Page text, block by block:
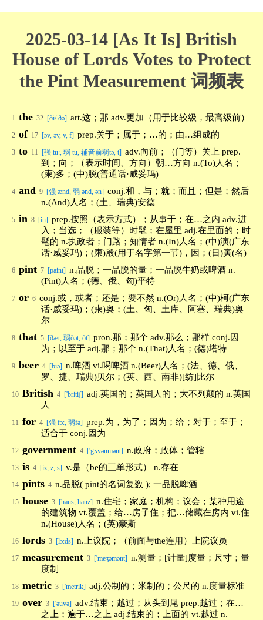
2025-03-14 [As It Is] British
House of Lords Votes to Protect
the Pint Measurement 词频表
1 the 32 [ði/ ðə] art.这；那 adv.更加（用于比较级，最高级前）
2 of 17 [ɔv, əv, v, f] prep.关于；属于；…的；由…组成的
3 to 11 [强 tu:, 弱 tu, 辅音前弱tə, t] adv.向前；（门等）关上 prep.
到；向；（表示时间、方向）朝…方向 n.(To)人名；
(柬)多；(中)脱(普通话·威妥玛)
4 and 9 [强 ænd, 弱 ənd, ən] conj.和，与；就；而且；但是；然后
n.(And)人名；(土、瑞典)安德
5 in 8 [in] prep.按照（表示方式）；从事于；在…之内 adv.进
入；当选；（服装等）时髦；在屋里 adj.在里面的；时
髦的 n.执政者；门路；知情者 n.(In)人名；(中)演(广东
话·威妥玛)；(柬)殷(用于名字第一节)，因；(日)寅(名)
6 pint 7 [paint] n.品脱；一品脱的量；一品脱牛奶或啤酒 n.
(Pint)人名；(德、俄、匈)平特
7 or 6 conj.或，或者；还是；要不然 n.(Or)人名；(中)柯(广东
话·威妥玛)；(柬)奥；(土、匈、土库、阿塞、瑞典)奥
尔
8 that 5 [ðæt, 弱ðət, ðt] pron.那；那个 adv.那么；那样 conj.因
为；以至于 adj.那；那个 n.(That)人名；(德)塔特
9 beer 4 [biə] n.啤酒 vi.喝啤酒 n.(Beer)人名；(法、德、俄、
罗、捷、瑞典)贝尔；(英、西、南非)[纺]比尔
10 British 4 ['britiʃ] adj.英国的；英国人的；大不列颠的 n.英国
人
11 for 4 [强 fɔ:, 弱fə] prep.为，为了；因为；给；对于；至于；
适合于 conj.因为
12 government 4 ['gʌvənmənt] n.政府；政体；管辖
13 is 4 [iz, z, s] v.是（be的三单形式） n.存在
14 pints 4 n.品脱( pint的名词复数 ); 一品脱啤酒
15 house 3 [haus, hauz] n.住宅；家庭；机构；议会；某种用途
的建筑物 vt.覆盖；给…房子住；把…储藏在房内 vi.住
n.(House)人名；(英)豪斯
16 lords 3 [lɔ:ds] n.上议院；（前面与the连用）上院议员
17 measurement 3 ['meʒəmənt] n.测量；[计量]度量；尺寸；量
度制
18 metric 3 ['metrik] adj.公制的；米制的；公尺的 n.度量标准
19 over 3 ['əuvə] adv.结束；越过；从头到尾 prep.越过；在…
之上；遍于…之上 adj.结束的；上面的 vt.越过 n.